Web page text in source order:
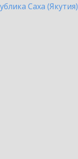
Саха (Якутия)